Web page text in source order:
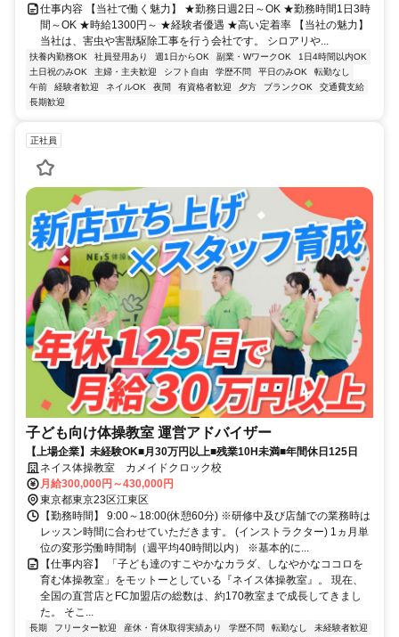
仕事内容 【当社で働く魅力】 ★勤務日週2日～OK ★勤務時間1日3時
間～OK ★時給1300円～ ★経験者優遇 ★高い定着率 【当社の魅力】
当社は、害虫や害獣駆除工事を行う会社です。 シロアリや...
扶養内勤務OK 社員登用あり 週1日からOK 副業・WワークOK
1日4時間以内OK
土日祝のみOK
主婦・主夫歓迎 シフト自由 学歴不問 平日のみOK
転勤なし
午前
経験者歓迎 ネイルOK 夜間 有資格者歓迎 夕方 ブランクOK
交通費支給
長期歓迎
正社員
子ども向け体操教室 運営アドバイザー
【上場企業】未経験OK■月30万円以上■残業10H未満■年間休日125日
ネイス体操教室 カメイドクロック校
月給300,000円～430,000円
東京都東京23区江東区
【勤務時間】 9:00～18:00(休憩60分) ※研修中及び店舗での業務時は
レッスン時間に合わせていただきます。 (インストラクター) 1ヵ月単
位の変形労働時間制（週平均40時間以内） ※基本的に...
【仕事内容】 「子ども達のすこやかなカラダ、しなやかなココロを
育む体操教室」をモットーとしている『ネイス体操教室』。 現在、
全国の直営店とFC加盟店の総数は、約170教室まで成長してきまし
た。 そこ...
長期 フリーター歓迎 産休・育休取得実績あり 学歴不問 転勤なし
未経験者歓迎